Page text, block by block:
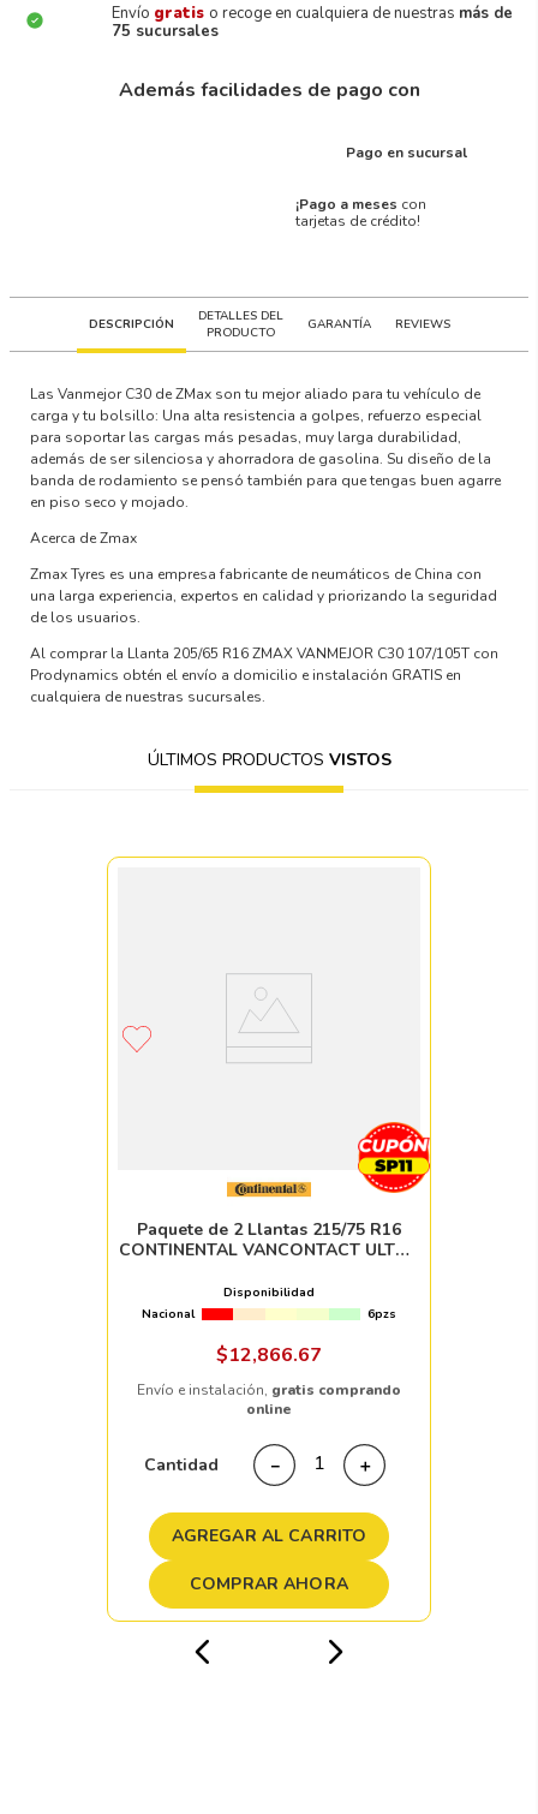
Envío gratis o recoge en cualquiera de nuestras más de
75 sucursales
Además facilidades de pago con
Pago en sucursal
¡Pago a meses con
tarjetas de crédito!
DESCRIPCIÓN
DETALLES DEL
PRODUCTO
GARANTÍA REVIEWS
Las Vanmejor C30 de ZMax son tu mejor aliado para tu vehículo de
carga y tu bolsillo: Una alta resistencia a golpes, refuerzo especial
para soportar las cargas más pesadas, muy larga durabilidad,
además de ser silenciosa y ahorradora de gasolina. Su diseño de la
banda de rodamiento se pensó también para que tengas buen agarre
en piso seco y mojado.
Acerca de Zmax
Zmax Tyres es una empresa fabricante de neumáticos de China con
una larga experiencia, expertos en calidad y priorizando la seguridad
de los usuarios.
Al comprar la Llanta 205/65 R16 ZMAX VANMEJOR C30 107/105T con
Prodynamics obtén el envío a domicilio e instalación GRATIS en
cualquiera de nuestras sucursales.
ÚLTIMOS PRODUCTOS VISTOS
Paquete de 2 Llantas 215/75 R16
CONTINENTAL VANCONTACT ULTRA
Disponibilidad
Nacional
6pzs
$12,866.67
Envío e instalación, gratis comprando
online
Cantidad ＋
－
AGREGAR AL CARRITO
COMPRAR AHORA